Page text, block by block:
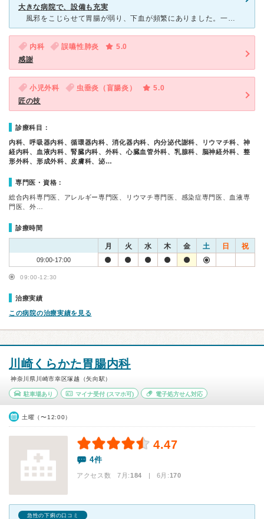
大きな病院で、設備も充実
風邪をこじらせて胃腸が弱り、下血が頻繁にありました。一般の病院にかかったのですが、原因が分からず紹介状を貰い、来院しました。 大きな病院ですので、医療設備もしっかりしていて、検査で原因が直ぐ
内科 誤嚥性肺炎
5.0
感謝
小児外科 虫垂炎（盲腸炎）
5.0
匠の技
診療科目：
内科、呼吸器内科、循環器内科、消化器内科、内分泌代謝科、リウマチ科、神
経内科、血液内科、腎臓内科、外科、心臓血管外科、乳腺科、脳神経外科、整
形外科、形成外科、皮膚科、泌…
専門医・資格：
総合内科専門医、アレルギー専門医、リウマチ専門医、感染症専門医、血液専
門医、外…
診療時間
月 火 水 木 金 土 日 祝
09:00-17:00
09:00-12:30
治療実績
この病院の治療実績を見る
川崎くらかた胃腸内科
神奈川県川崎市幸区塚越（矢向駅）
駐車場あり マイナ受付(スマホ可) 電子処方せん対応
土曜（〜12:00）
4.47
4件
アクセス数 7月:184 | 6月:170
急性の下痢の口コミ